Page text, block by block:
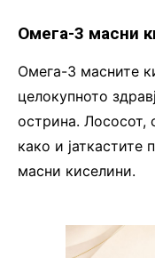
Омега-3 масни
Омега-3 масните
целокупното
острина. Лососот,
како и јаткастите
масни киселини.